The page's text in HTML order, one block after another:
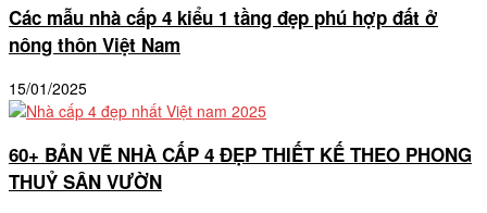
Các mẫu nhà cấp 4 kiểu 1 tầng đẹp phú hợp đất ở
nông thôn Việt Nam
15/01/2025
60+ BẢN VẼ NHÀ CẤP 4 ĐẸP THIẾT KẾ THEO PHONG
THUỶ SÂN VƯỜN